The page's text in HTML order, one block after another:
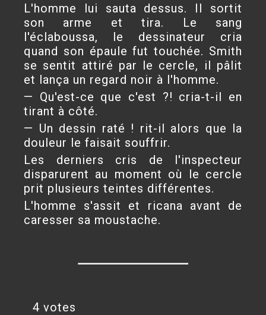
L'homme lui sauta dessus. Il sortit
son arme et tira. Le sang
l'éclaboussa, le dessinateur cria
quand son épaule fut touchée. Smith
se sentit attiré par le cercle, il pâlit
et lança un regard noir à l'homme.
— Qu'est-ce que c'est ?! cria-t-il en
tirant à côté.
— Un dessin raté ! rit-il alors que la
douleur le faisait souffrir.
Les derniers cris de l'inspecteur
disparurent au moment où le cercle
prit plusieurs teintes différentes.
L'homme s'assit et ricana avant de
caresser sa moustache.
4 votes